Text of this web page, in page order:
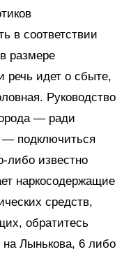
в соответствии
размере
речь идет о сбыте,
Руководство
— ради
— подключиться
либо известно
наркосодержащие
средств,
обратитесь
на Лынькова, 6 либо